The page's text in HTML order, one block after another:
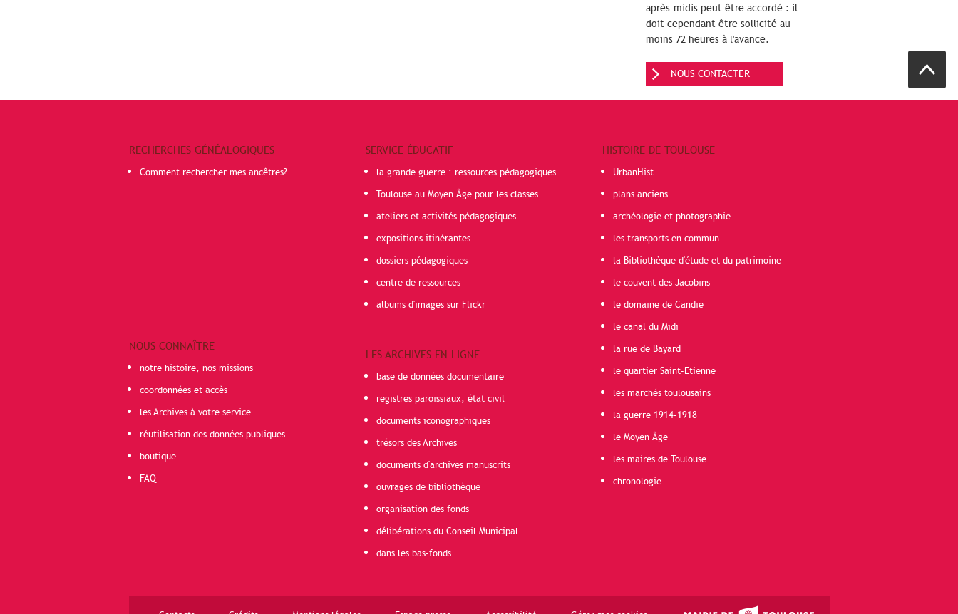
après-midis peut être accordé : il
doit cependant être sollicité au
moins 72 heures à l'avance.
NOUS CONTACTER
RECHERCHES GÉNÉALOGIQUES
Comment rechercher mes ancêtres?
NOUS CONNAÎTRE
notre histoire, nos missions
coordonnées et accès
les Archives à votre service
réutilisation des données publiques
boutique
FAQ
SERVICE ÉDUCATIF
la grande guerre : ressources pédagogiques
Toulouse au Moyen Âge pour les classes
ateliers et activités pédagogiques
expositions itinérantes
dossiers pédagogiques
centre de ressources
albums d'images sur Flickr
LES ARCHIVES EN LIGNE
base de données documentaire
registres paroissiaux, état civil
documents iconographiques
trésors des Archives
documents d'archives manuscrits
ouvrages de bibliothèque
organisation des fonds
délibérations du Conseil Municipal
dans les bas-fonds
HISTOIRE DE TOULOUSE
UrbanHist
plans anciens
archéologie et photographie
les transports en commun
la Bibliothèque d'étude et du patrimoine
le couvent des Jacobins
le domaine de Candie
le canal du Midi
la rue de Bayard
le quartier Saint-Etienne
les marchés toulousains
la guerre 1914-1918
le Moyen Âge
les maires de Toulouse
chronologie